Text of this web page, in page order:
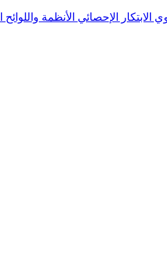
الابتكار الإحصائي الأنظمة واللوائح